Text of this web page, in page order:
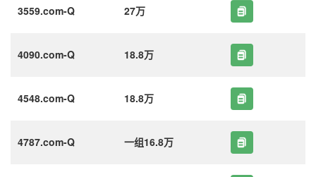
3559.com-Q 27万
4090.com-Q 18.8万
4548.com-Q 18.8万
4787.com-Q 一组16.8万